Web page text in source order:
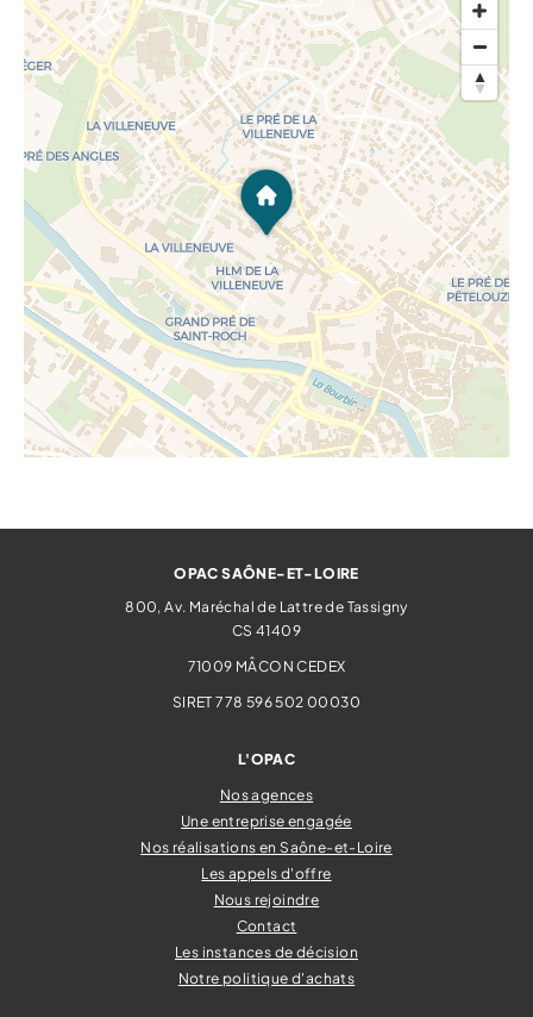
OPAC SAÔNE-ET-LOIRE
800, Av. Maréchal de Lattre de Tassigny
CS 41409
71009 MÂCON CEDEX
SIRET 778 596 502 00030
L'OPAC
Nos agences
Une entreprise engagée
Nos réalisations en Saône-et-Loire
Les appels d'offre
Nous rejoindre
Contact
Les instances de décision
Notre politique d'achats